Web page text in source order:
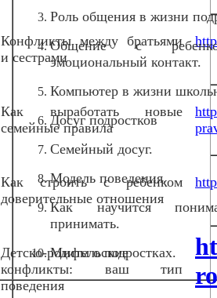
Конфликты между братьями
и сестрами
Как выработать новые
семейные правила
Как строить с ребенком
доверительные отношения
Детско-родительские
конфликты: ваш тип
поведения
Роль общения в жизни
Общение с
эмоциональный контакт.
Компьютер в жизни
Досуг подростков
Семейный досуг.
Модель поведения.
Как научится
принимать.
Мифы о подростках.